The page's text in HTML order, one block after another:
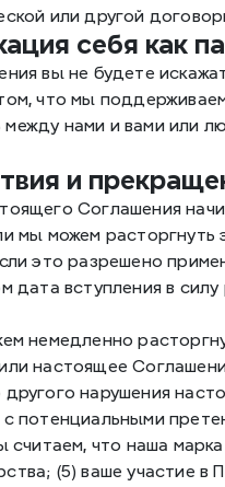
или другой
себя как
вы не будете
что мы
нами и вами или
и
Соглашения
мы можем расторгнуть
это разрешено
дата вступления в
немедленно
настоящее
другого нарушения
потенциальными
считаем, что наша
(5) ваше участие в